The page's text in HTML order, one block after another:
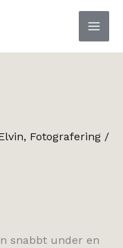
, Fotografering /
snabbt under en